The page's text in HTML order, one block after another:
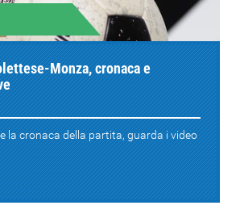
Monza, cronaca e
la cronaca della partita, guarda i video